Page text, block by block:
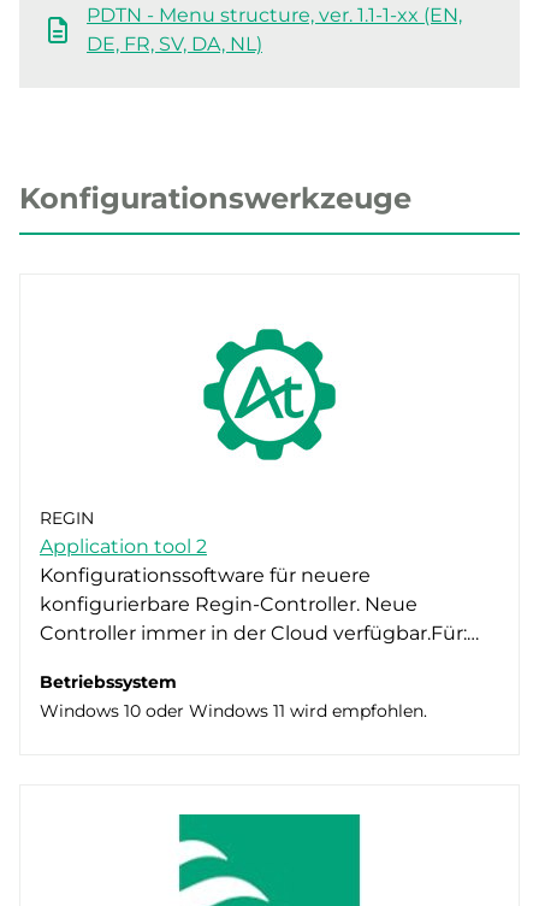
PDTN - Menu structure, ver. 1.1-1-xx (EN,
DE, FR, SV, DA, NL)
Konfigurationswerkzeuge
REGIN
Application tool 2
Konfigurationssoftware für neuere
konfigurierbare Regin-Controller. Neue
Controller immer in der Cloud verfügbar.Für:…
Betriebssystem
Windows 10 oder Windows 11 wird empfohlen.